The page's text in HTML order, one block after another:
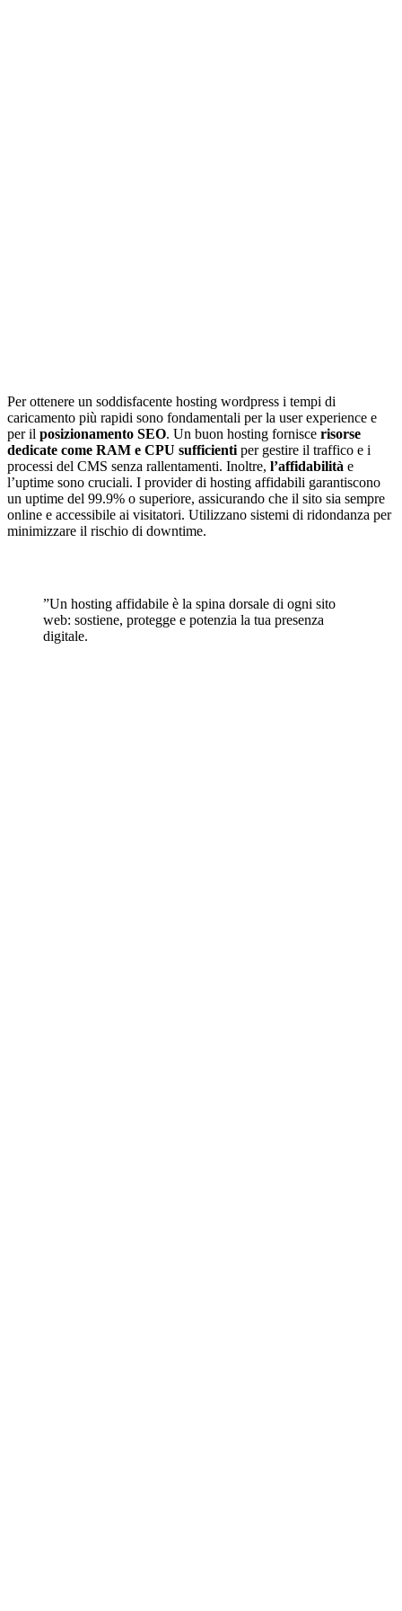
Per ottenere un soddisfacente hosting wordpress i tempi di
caricamento più rapidi sono fondamentali per la user experience e
per il posizionamento SEO. Un buon hosting fornisce risorse
dedicate come RAM e CPU sufficienti per gestire il traffico e i
processi del CMS senza rallentamenti. Inoltre, l’affidabilità e
l’uptime sono cruciali. I provider di hosting affidabili garantiscono
un uptime del 99.9% o superiore, assicurando che il sito sia sempre
online e accessibile ai visitatori. Utilizzano sistemi di ridondanza per
minimizzare il rischio di downtime.
”Un hosting affidabile è la spina dorsale di ogni sito
web: sostiene, protegge e potenzia la tua presenza
digitale.